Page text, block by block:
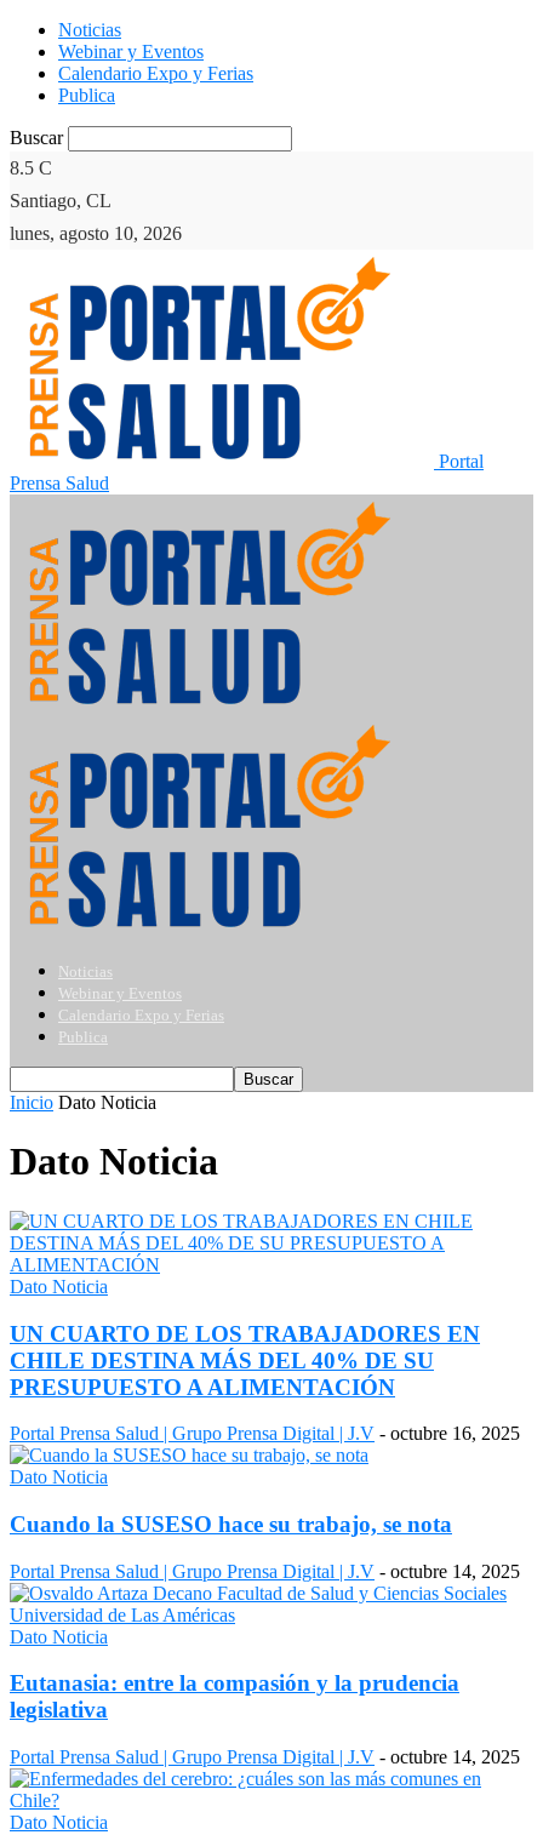
Noticias
Webinar y Eventos
Calendario Expo y Ferias
Publica
Buscar
8.5 C
Santiago, CL
lunes, agosto 10, 2026
Portal
Prensa Salud
Noticias
Webinar y Eventos
Calendario Expo y Ferias
Publica
Inicio Dato Noticia
Dato Noticia
Dato Noticia
UN CUARTO DE LOS TRABAJADORES EN
CHILE DESTINA MÁS DEL 40% DE SU
PRESUPUESTO A ALIMENTACIÓN
Portal Prensa Salud | Grupo Prensa Digital | J.V - octubre 16, 2025
Dato Noticia
Cuando la SUSESO hace su trabajo, se nota
Portal Prensa Salud | Grupo Prensa Digital | J.V - octubre 14, 2025
Dato Noticia
Eutanasia: entre la compasión y la prudencia
legislativa
Portal Prensa Salud | Grupo Prensa Digital | J.V - octubre 14, 2025
Dato Noticia